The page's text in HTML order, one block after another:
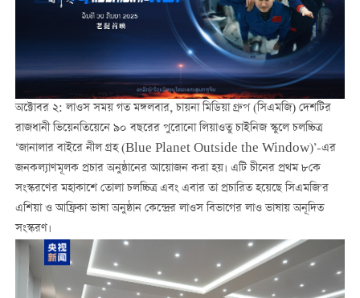
অক্টোবর ২: লাওস সময় গত মঙ্গলবার, চায়না মিডিয়া গ্রুপ (সিএমজি) দেশটির
রাজধানী ভিয়েনতিয়েনে ৯০ বছরের পুরোনো লিয়াওতু চাইনিজ স্কুলে চলচ্চিত্র
‘জানালার বাইরে নীল গ্রহ (Blue Planet Outside the Window)’-এর
জনকল্যাণমূলক প্রচার অনুষ্ঠানের আয়োজন করা হয়। এটি চীনের প্রথম ৮কে
সংস্করণের মহাকাশে তোলা চলচ্চিত্র এবং এবার তা প্রচারিত হয়েছে সিএমজি'র
এশিয়া ও আফ্রিকা ভাষা অনুষ্ঠান কেন্দ্রের লাওস বিভাগের লাও ভাষায় অনূদিত
সংস্করণ।